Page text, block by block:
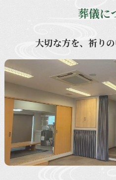
葬儀に
大切な方を、祈り